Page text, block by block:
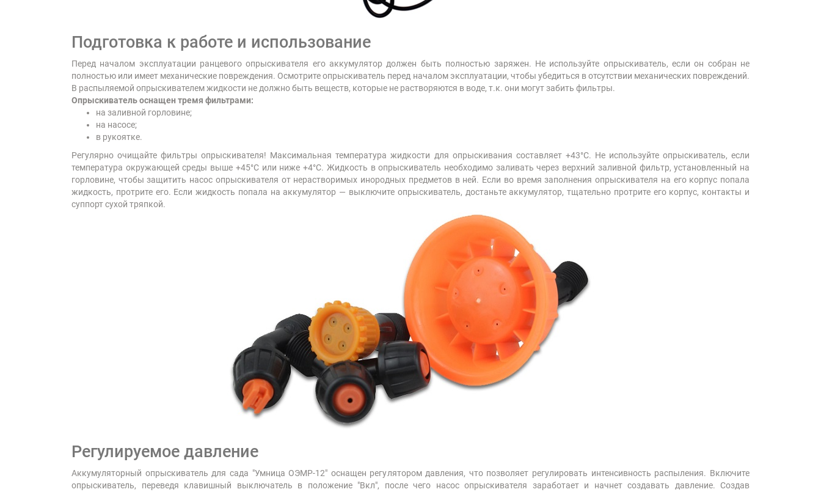
Подготовка к работе и использование
Перед началом эксплуатации ранцевого опрыскивателя его аккумулятор должен быть полностью заряжен. Не используйте опрыскиватель, если он собран не
полностью или имеет механические повреждения. Осмотрите опрыскиватель перед началом эксплуатации, чтобы убедиться в отсутствии механических повреждений.
В распыляемой опрыскивателем жидкости не должно быть веществ, которые не растворяются в воде, т.к. они могут забить фильтры.
Опрыскиватель оснащен тремя фильтрами:
на заливной горловине;
на насосе;
в рукоятке.
Регулярно очищайте фильтры опрыскивателя! Максимальная температура жидкости для опрыскивания составляет +43°C. Не используйте опрыскиватель, если
температура окружающей среды выше +45°C или ниже +4°C. Жидкость в опрыскиватель необходимо заливать через верхний заливной фильтр, установленный на
горловине, чтобы защитить насос опрыскивателя от нерастворимых инородных предметов в ней. Если во время заполнения опрыскивателя на его корпус попала
жидкость, протрите его. Если жидкость попала на аккумулятор — выключите опрыскиватель, достаньте аккумулятор, тщательно протрите его корпус, контакты и
суппорт сухой тряпкой.
Регулируемое давление
Аккумуляторный опрыскиватель для сада "Умница ОЭМР-12" оснащен регулятором давления, что позволяет регулировать интенсивность распыления. Включите
опрыскиватель, переведя клавишный выключатель в положение "Вкл", после чего насос опрыскивателя заработает и начнет создавать давление. Создав